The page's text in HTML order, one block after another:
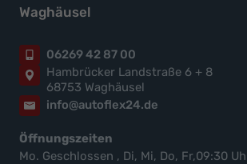
Waghäusel
06269 42 87 00
Hambrücker Landstraße 6 + 8
68753 Waghäusel
info@autoflex24.de
Öffnungszeiten
Mo. Geschlossen , Di, Mi, Do, Fr,09:30